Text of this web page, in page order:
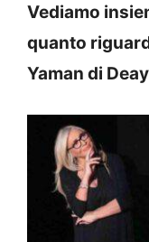
Vediamo
quanto
Yaman di